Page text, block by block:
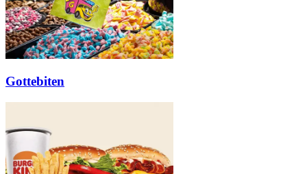
Sök
Öppettider
Praktisk information
Lediga jobb
Magasin
Gottebiten